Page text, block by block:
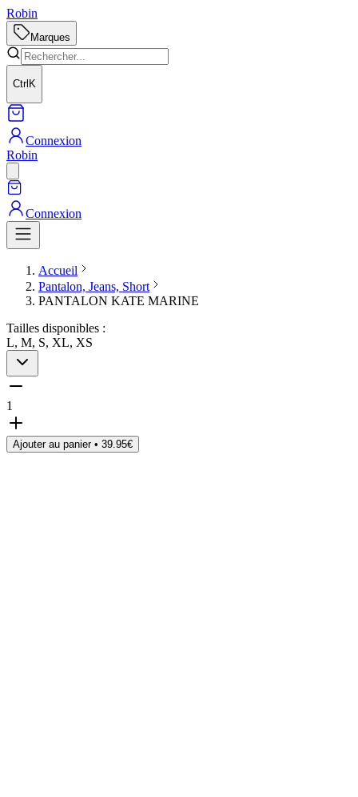
Robin
Marques
Ctrl K
Connexion
Robin
Connexion
Accueil
Pantalon, Jeans, Short
PANTALON KATE MARINE
Tailles disponibles :
L, M, S, XL, XS
1
Ajouter au panier • 39.95€